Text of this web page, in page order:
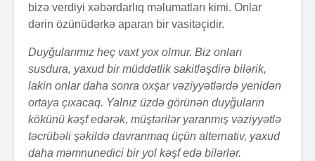
bizə verdiyi xəbərdarlıq məlumatları kimi. Onlar
dərin özünüdərkə aparan bir vasitəçidir.
Duyğularımız heç vaxt yox olmur. Biz onları
susdura, yaxud bir müddətlik sakitləşdirə bilərik,
lakin onlar daha sonra oxşar vəziyyətlərdə yenidən
ortaya çıxacaq. Yalnız üzdə görünən duyğuların
kökünü kəşf edərək, müştərilər yaranmış vəziyyətlə
təcrübəli şəkildə davranmaq üçün alternativ, yaxud
daha məmnunedici bir yol kəşf edə bilərlər.